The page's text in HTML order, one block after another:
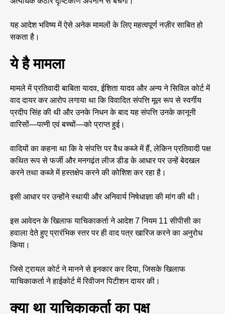
यह आदेश भविष्य में ऐसे अनेक मामलों के लिए महत्वपूर्ण नज़ीर साबित हो
सकता है।
ये है मामला
मामले में प्रतिवादी बाबिता यादव, ईशिता यादव और अन्य ने सिविल कोर्ट में
वाद दायर कर आरोप लगाया था कि विवादित संपत्ति मूल रूप से स्वर्गीय
प्रदीप सिंह की थी और उनके निधन के बाद यह संपत्ति उनके कानूनी
वारिसों—पत्नी एवं बच्चों—को प्राप्त हुई।
वादियों का कहना था कि वे संपत्ति पर वैध कब्जे में हैं, लेकिन प्रतिवादी पक्ष
कथित रूप से फर्जी और मनगढ़ंत लीज डीड के आधार पर उन्हें बेदखल
करने तथा कब्जे में हस्तक्षेप करने की कोशिश कर रहा है।
इसी आधार पर उन्होंने स्थायी और अनिवार्य निषेधाज्ञा की मांग की थी।
इस आवेदन के खिलाफ याचिकाकर्ता ने आदेश 7 नियम 11 सीपीसी का
हवाला देते हुए प्रारंभिक स्तर पर ही वाद पत्र खारिज करने का अनुरोध
किया।
जिसे ट्रायल कोर्ट ने मानने से इनकार कर दिया, जिसके खिलाफ
याचिकाकर्ता ने हाईकोर्ट में रिवीजन पिटीशन दायर की।
क्या था याचिकाकर्ता का पक्ष